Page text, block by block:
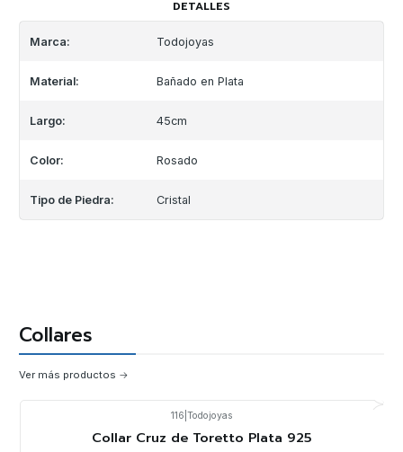
DETALLES
Marca: Todojoyas
Material: Bañado en Plata
Largo: 45cm
Color: Rosado
Tipo de Piedra: Cristal
Collares
Ver más productos
116 Todojoyas
Collar Cruz de Toretto Plata 925